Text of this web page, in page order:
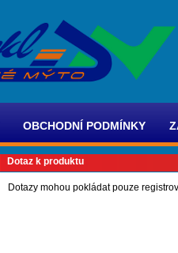
OBCHODNÍ PODMÍNKY
Dotaz k produktu
Dotazy mohou pokládat pouze